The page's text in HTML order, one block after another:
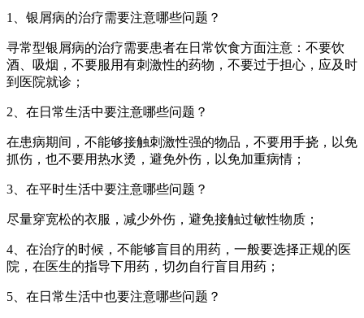
1、银屑病的治疗需要注意哪些问题？
寻常型银屑病的治疗需要患者在日常饮食方面注意：不要饮
酒、吸烟，不要服用有刺激性的药物，不要过于担心，应及时
到医院就诊；
2、在日常生活中要注意哪些问题？
在患病期间，不能够接触刺激性强的物品，不要用手挠，以免
抓伤，也不要用热水烫，避免外伤，以免加重病情；
3、在平时生活中要注意哪些问题？
尽量穿宽松的衣服，减少外伤，避免接触过敏性物质；
4、在治疗的时候，不能够盲目的用药，一般要选择正规的医
院，在医生的指导下用药，切勿自行盲目用药；
5、在日常生活中也要注意哪些问题？